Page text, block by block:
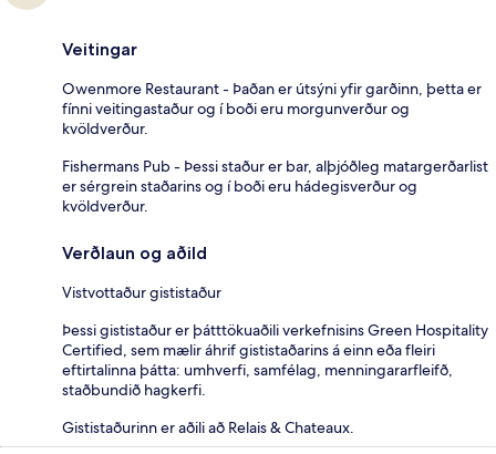
Veitingar
Owenmore Restaurant - Þaðan er útsýni yfir garðinn, þetta er
fínni veitingastaður og í boði eru morgunverður og
kvöldverður.
Fishermans Pub - Þessi staður er bar, alþjóðleg matargerðarlist
er sérgrein staðarins og í boði eru hádegisverður og
kvöldverður.
Verðlaun og aðild
Vistvottaður gististaður
Þessi gististaður er þátttökuaðili verkefnisins Green Hospitality
Certified, sem mælir áhrif gististaðarins á einn eða fleiri
eftirtalinna þátta: umhverfi, samfélag, menningararfleifð,
staðbundið hagkerfi.
Gististaðurinn er aðili að Relais & Chateaux.